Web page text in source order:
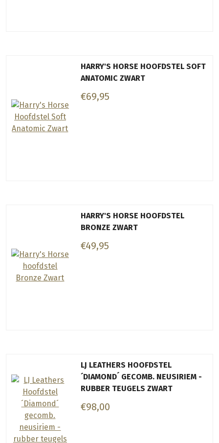
HARRY'S HORSE HOOFDSTEL SOFT
ANATOMIC ZWART
€69,95
HARRY'S HORSE HOOFDSTEL
BRONZE ZWART
€49,95
LJ LEATHERS HOOFDSTEL
´DIAMOND´ GECOMB. NEUSIRIEM -
RUBBER TEUGELS ZWART
€98,00